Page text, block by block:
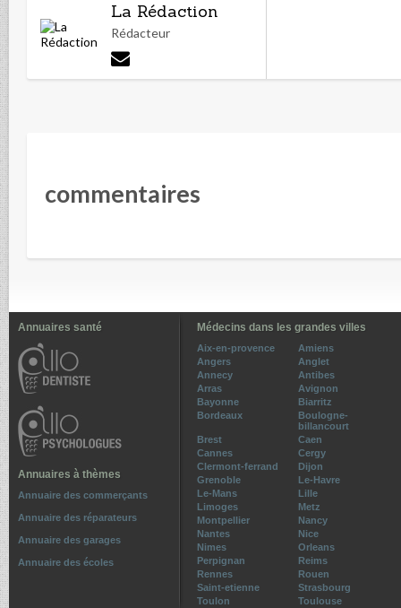
La Rédaction
Rédacteur
commentaires
Annuaires santé
Annuaires à thèmes
Annuaire des commerçants
Annuaire des réparateurs
Annuaire des garages
Annuaire des écoles
Médecins dans les grandes villes
Aix-en-provence
Amiens
Angers
Anglet
Annecy
Antibes
Arras
Avignon
Bayonne
Biarritz
Bordeaux
Boulogne-
billancourt
Brest
Caen
Cannes
Cergy
Clermont-ferrand
Dijon
Grenoble
Le-Havre
Le-Mans
Lille
Limoges
Metz
Montpellier
Nancy
Nantes
Nice
Nimes
Orleans
Perpignan
Reims
Rennes
Rouen
Saint-etienne
Strasbourg
Toulon
Toulouse